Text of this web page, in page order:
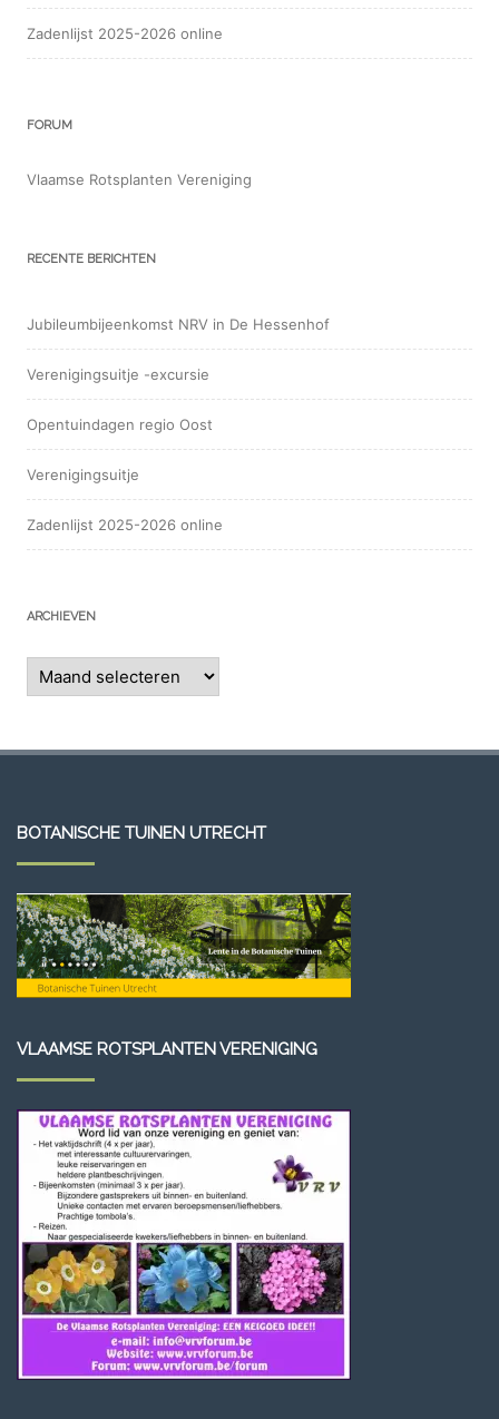
Zadenlijst 2025-2026 online
FORUM
Vlaamse Rotsplanten Vereniging
RECENTE BERICHTEN
Jubileumbijeenkomst NRV in De Hessenhof
Verenigingsuitje -excursie
Opentuindagen regio Oost
Verenigingsuitje
Zadenlijst 2025-2026 online
ARCHIEVEN
Archieven
BOTANISCHE TUINEN UTRECHT
VLAAMSE ROTSPLANTEN VERENIGING